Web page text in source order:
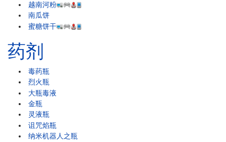
越南河粉
南瓜饼
蜜糖饼干
药剂
毒药瓶
烈火瓶
大瓶毒液
金瓶
灵液瓶
诅咒焰瓶
纳米机器人之瓶